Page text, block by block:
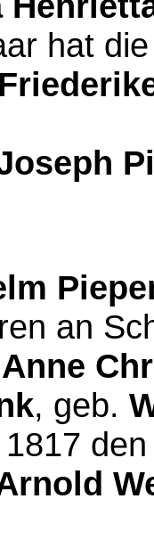
hat
an
Anne
, geb.
1817